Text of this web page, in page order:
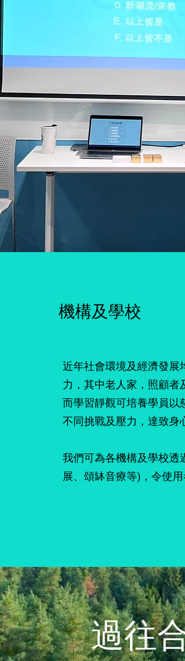
機構及學校
近年社會環境及經濟發展
力，其中老人家，照顧者
而學習靜觀可培養學員以
不同挑戰及壓力，達致身
我們可為各機構及學校透
展、頌缽音療等)，令使
過往